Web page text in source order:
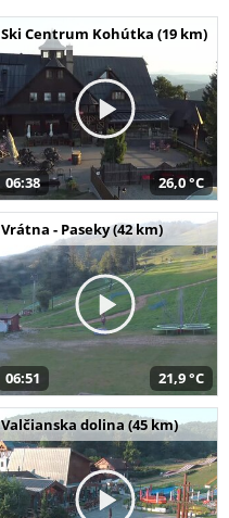
Ski Centrum Kohútka (19 km)
06:38 26,0 °C
Vrátna - Paseky (42 km)
06:51 21,9 °C
Valčianska dolina (45 km)